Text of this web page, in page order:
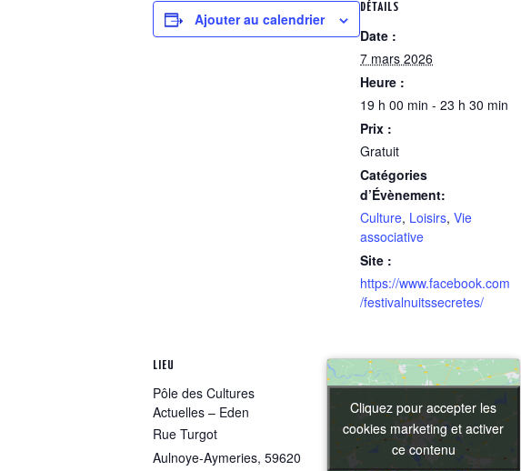
Ajouter au calendrier
DÉTAILS
Date :
7 mars 2026
Heure :
19 h 00 min - 23 h 30 min
Prix :
Gratuit
Catégories
d’Évènement:
Culture, Loisirs, Vie
associative
Site :
https://www.facebook.com
/festivalnuitssecretes/
LIEU
Pôle des Cultures
Actuelles – Eden
Rue Turgot
Aulnoye-Aymeries, 59620
Cliquez pour accepter les
cookies marketing et activer
ce contenu
Cliquez pour accepter les
cookies marketing et activer
ce contenu